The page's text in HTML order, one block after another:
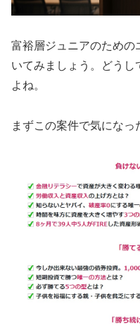
富裕層ジュニアのための
いてみましょう。どうし
よね。
まずこの案件で気になっ